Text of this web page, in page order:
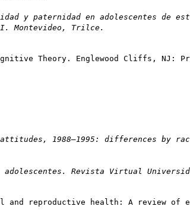
y paternidad en adolescentes de
I. Montevideo, Trilce.
Theory. Englewood Cliffs, NJ:
1988–1995: differences by
Revista Virtual
reproductive health: A review of